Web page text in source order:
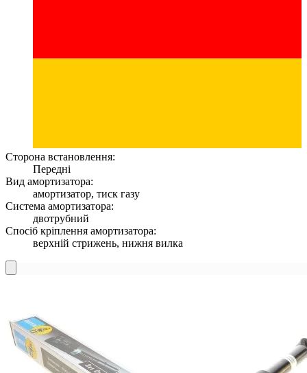
Сторона встановлення:
Передні
Вид амортизатора:
амортизатор, тиск газу
Система амортизатора:
двотрубний
Спосіб кріплення амортизатора:
верхній стрижень, нижня вилка